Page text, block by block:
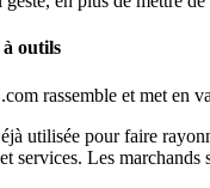
outils
rassemble et met en
utilisée pour faire
services. Les